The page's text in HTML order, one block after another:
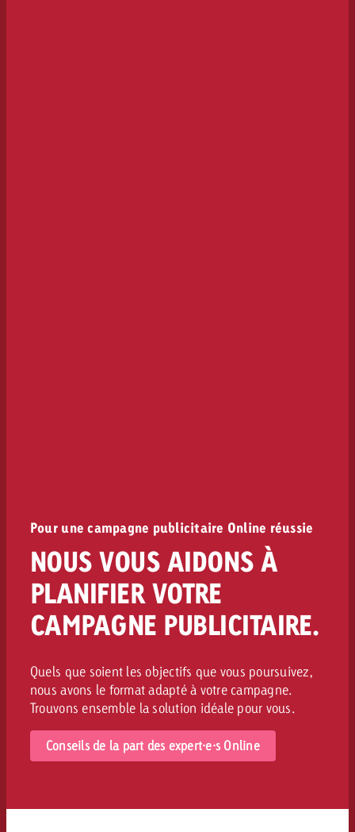
Pour une campagne publicitaire Online réussie
NOUS VOUS AIDONS À
PLANIFIER VOTRE
CAMPAGNE PUBLICITAIRE.
Quels que soient les objectifs que vous poursuivez,
nous avons le format adapté à votre campagne.
Trouvons ensemble la solution idéale pour vous.
Conseils de la part des expert·e·s Online